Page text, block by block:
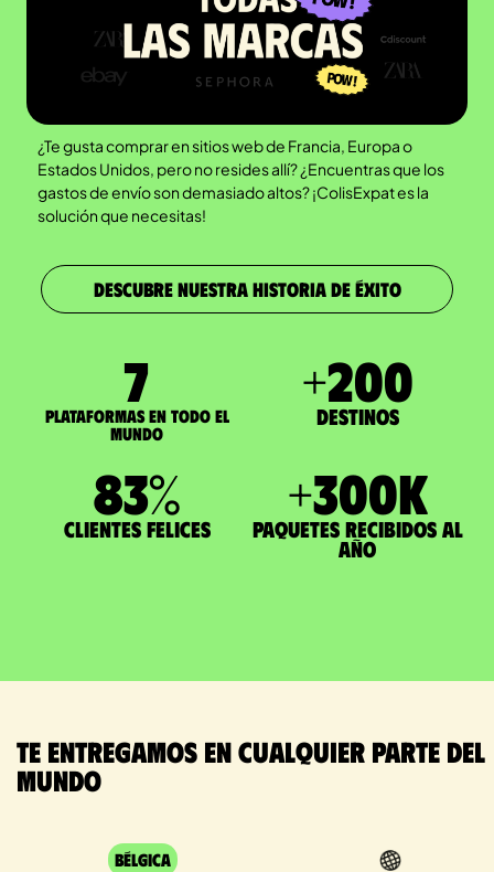
¿Te gusta comprar en sitios web de Francia, Europa o
Estados Unidos, pero no resides allí? ¿Encuentras que los
gastos de envío son demasiado altos? ¡ColisExpat es la
solución que necesitas!
DESCUBRE NUESTRA HISTORIA DE ÉXITO
7
Plataformas en todo el
mundo
+200
Destinos
83%
Clientes felices
+300K
paquetes recibidos al
año
Te entregamos en cualquier parte del
mundo
Bélgica